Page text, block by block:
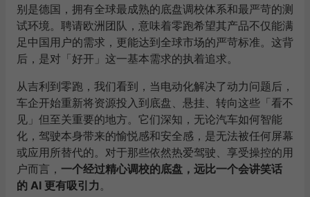
别是德国，拥有全球最成熟的底盘调校体系和最严苛的测
试环境。聘请欧洲团队，意味着零跑希望其产品不仅能满
足中国用户的需求，更能达到全球市场的严苛标准。这背
后，是对「好开」这一基本需求的执着追求。
从吉利到零跑，我们看到，当电动化解决了动力问题后，
车企开始重新将资源投入到底盘、悬挂、转向这些「看不
见」但至关重要的地方。它们深知，无论汽车如何智能
化，驾驶本身带来的愉悦感和安全感，是无法被任何屏幕
或应用所替代的。对于那些依然热爱驾驶、享受操控的用
户而言， 一个经过精心调校的底盘，远比一个会讲笑话
的 AI 更有吸引力。